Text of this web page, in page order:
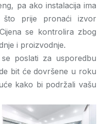
pa ako instalacija ima
što prije pronaći izvor
se kontrolira zbog
i proizvodnje.
poslati za usporedbu
bit će dovršene u roku
kako bi podržali vašu